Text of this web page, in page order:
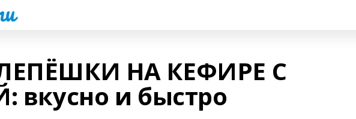
НА КЕФИРЕ С
вкусно и быстро